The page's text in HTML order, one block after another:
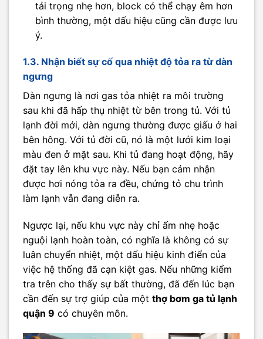
tải trọng nhẹ hơn, block có thể chạy êm hơn
bình thường, một dấu hiệu cũng cần được lưu
ý.
1.3. Nhận biết sự cố qua nhiệt độ tỏa ra từ dàn
ngưng
Dàn ngưng là nơi gas tỏa nhiệt ra môi trường
sau khi đã hấp thụ nhiệt từ bên trong tủ. Với tủ
lạnh đời mới, dàn ngưng thường được giấu ở hai
bên hông. Với tủ đời cũ, nó là một lưới kim loại
màu đen ở mặt sau. Khi tủ đang hoạt động, hãy
đặt tay lên khu vực này. Nếu bạn cảm nhận
được hơi nóng tỏa ra đều, chứng tỏ chu trình
làm lạnh vẫn đang diễn ra.
Ngược lại, nếu khu vực này chỉ ấm nhẹ hoặc
nguội lạnh hoàn toàn, có nghĩa là không có sự
luân chuyển nhiệt, một dấu hiệu kinh điển của
việc hệ thống đã cạn kiệt gas. Nếu những kiểm
tra trên cho thấy sự bất thường, đã đến lúc bạn
cần đến sự trợ giúp của một thợ bơm ga tủ lạnh
quận 9 có chuyên môn.